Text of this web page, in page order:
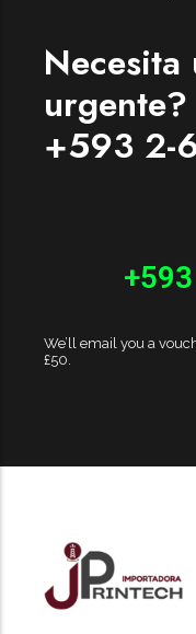
Video
Necesita
urgente?
+593 2-
We’ll email you a
£50.